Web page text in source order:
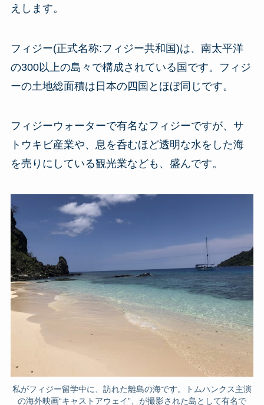
えします。
フィジー(正式名称:フィジー共和国)は、南太平洋
の300以上の島々で構成されている国です。フィジ
ーの土地総面積は日本の四国とほぼ同じです。
フィジーウォーターで有名なフィジーですが、サ
トウキビ産業や、息を呑むほど透明な水をした海
を売りにしている観光業なども、盛んです。
私がフィジー留学中に、訪れた離島の海です。トムハンクス主演
の海外映画“キャストアウェイ”、が撮影された島として有名で